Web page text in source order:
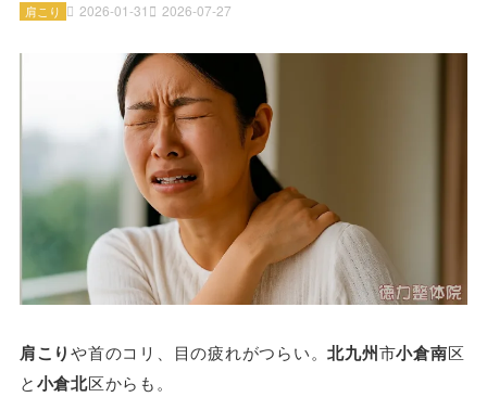
2026-01-31 2026-07-27
肩こり
肩こりや首のコリ、目の疲れがつらい。北九州市小倉南区
と小倉北区からも。